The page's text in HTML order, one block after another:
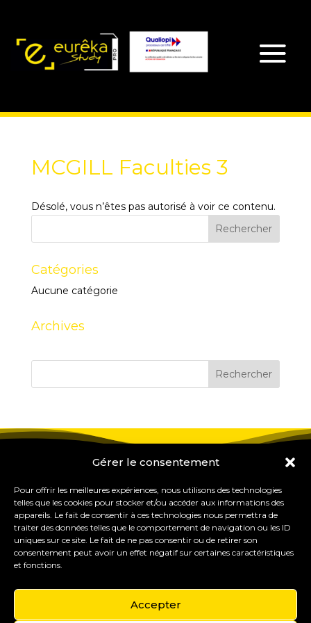
Gérer le consentement
Pour offrir les meilleures expériences, nous utilisons des technologies
telles que les cookies pour stocker et/ou accéder aux informations des
appareils. Le fait de consentir à ces technologies nous permettra de
traiter des données telles que le comportement de navigation ou les ID
uniques sur ce site. Le fait de ne pas consentir ou de retirer son
consentement peut avoir un effet négatif sur certaines caractéristiques
et fonctions.
Accepter
MCGILL Faculties 3
Désolé, vous n’êtes pas autorisé à voir ce contenu.
Catégories
Aucune catégorie
Archives